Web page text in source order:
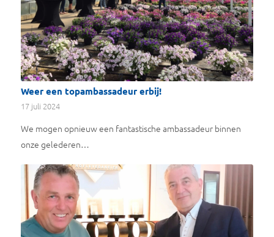
Weer een topambassadeur erbij!
17 juli 2024
We mogen opnieuw een fantastische ambassadeur binnen
onze gelederen…